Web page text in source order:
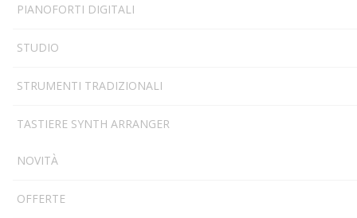
PIANOFORTI DIGITALI
STUDIO
STRUMENTI TRADIZIONALI
TASTIERE SYNTH ARRANGER
NOVITÀ
OFFERTE